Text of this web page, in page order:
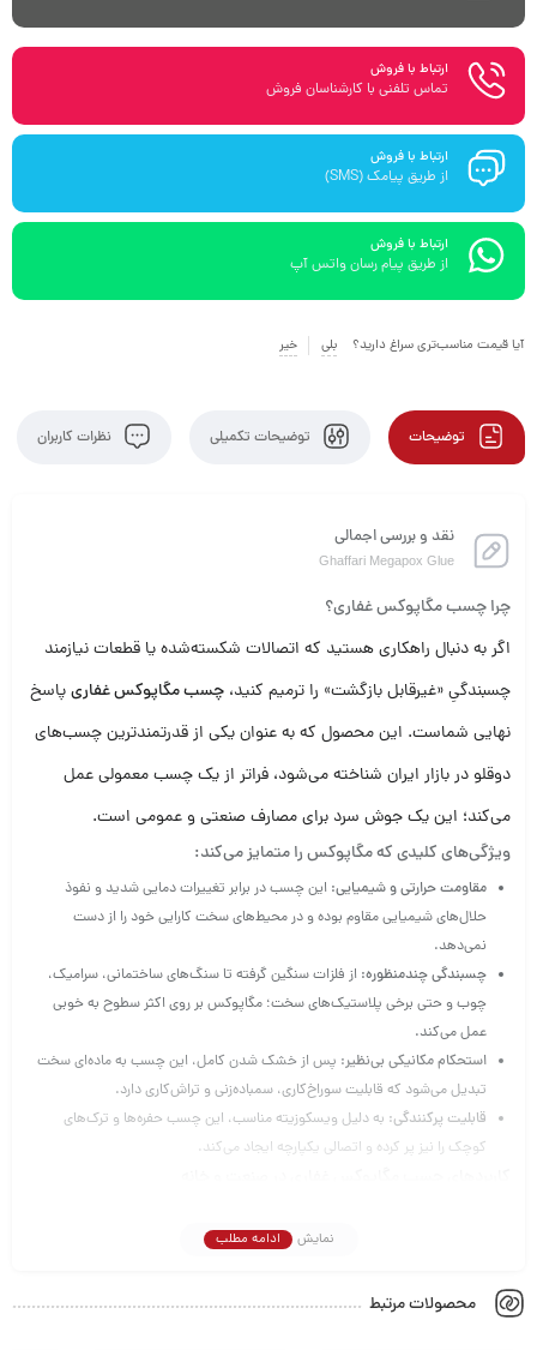
ارتباط با فروش
تماس تلفنی با کارشناسان فروش
ارتباط با فروش
از طریق پیامک (SMS)
ارتباط با فروش
از طریق پیام رسان واتس آپ
آیا قیمت مناسب‌تری سراغ دارید؟ بلی خیر
توضیحات توضیحات تکمیلی نظرات کاربران
نقد و بررسی اجمالی
Ghaffari Megapox Glue
چرا چسب مگاپوکس غفاری؟
اگر به دنبال راهکاری هستید که اتصالات شکسته‌شده یا قطعات نیازمند
چسبندگیِ «غیرقابل بازگشت» را ترمیم کنید، چسب مگاپوکس غفاریپاسخ
نهایی شماست. این محصول که به عنوان یکی از قدرتمندترین چسب‌های
دوقلو در بازار ایران شناخته می‌شود، فراتر از یک چسب معمولی عمل
می‌کند؛ این یک جوش سرد برای مصارف صنعتی و عمومی است.
ویژگی‌های کلیدی که مگاپوکس را متمایز می‌کند:
مقاومت حرارتی و شیمیایی: این چسب در برابر تغییرات دمایی شدید و نفوذ
حلال‌های شیمیایی مقاوم بوده و در محیط‌های سخت کارایی خود را از دست
نمی‌دهد.
چسبندگی چندمنظوره: از فلزات سنگین گرفته تا سنگ‌های ساختمانی، سرامیک،
چوب و حتی برخی پلاستیک‌های سخت؛ مگاپوکس بر روی اکثر سطوح به خوبی
عمل می‌کند.
استحکام مکانیکی بی‌نظیر: پس از خشک شدن کامل، این چسب به ماده‌ای سخت
تبدیل می‌شود که قابلیت سوراخ‌کاری، سمباده‌زنی و تراش‌کاری دارد.
قابلیت پرکنندگی: به دلیل ویسکوزیته مناسب، این چسب حفره‌ها و ترک‌های
کوچک را نیز پر کرده و اتصالی یکپارچه ایجاد می‌کند.
اتصال قطعات فلزی و سنگی در صنایع ساختمانی
تعمیر وسایل خانگی که نیاز به تحمل فشار بالا دارند
نمایش ادامه مطلب
محصولات مرتبط